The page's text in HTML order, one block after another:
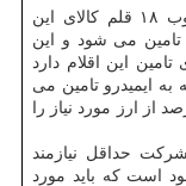
وی بیان کرد: ۸۰ درصد مواد اولیه در چارچوب ۱۸ قلم کالای این
واردات تامین می شود و این
ارز برای تامین این اقلام دارد
به ایمیدرو تامین می
شرکت اخیرا اعلام نموده که ۴۵ درصد از ارز مورد نیاز را
حداقل نیازمند
خود است که باید مورد